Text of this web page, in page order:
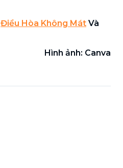
Điều Hòa Không Mát Và
Hình ảnh: Canva